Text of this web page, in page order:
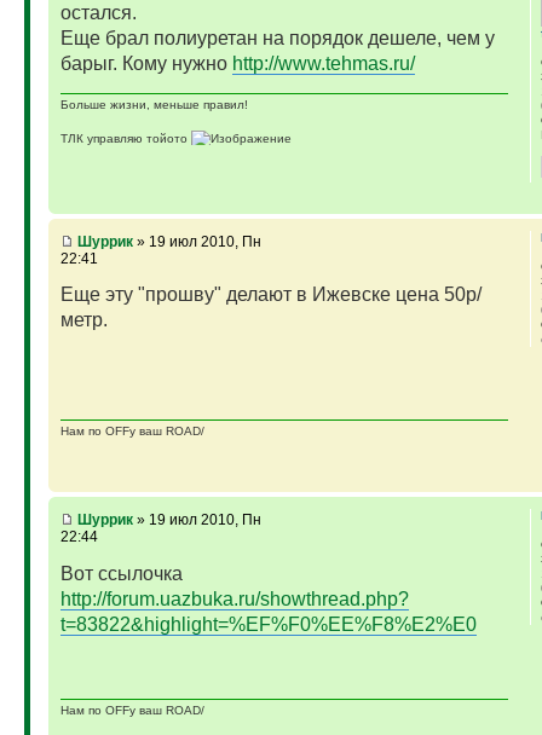
остался.
Еще брал полиуретан на порядок дешеле, чем у
барыг. Кому нужно http://www.tehmas.ru/
Больше жизни, меньше правил!
ТЛК управляю тойото
Шуррик» 19 июл 2010, Пн
22:41
Еще эту "прошву" делают в Ижевске цена 50р/
метр.
Нам по OFFу ваш ROAD/
Шуррик» 19 июл 2010, Пн
22:44
Вот ссылочка
http://forum.uazbuka.ru/showthread.php?
t=83822&highlight=%EF%F0%EE%F8%E2%E0
Нам по OFFу ваш ROAD/